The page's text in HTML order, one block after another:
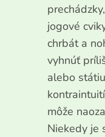
jogové
chrbát a
vyhnúť
alebo
môže
Niekedy je